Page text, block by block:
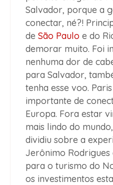
Salvador, porque a
conectar, né?!
de São Paulo e do
demorar muito. Foi
nenhuma dor de
para Salvador,
tenha esse voo.
importante de
Europa. Fora estar
mais lindo do
dividiu sobre a
Jerônimo
para o turismo do
os investimentos